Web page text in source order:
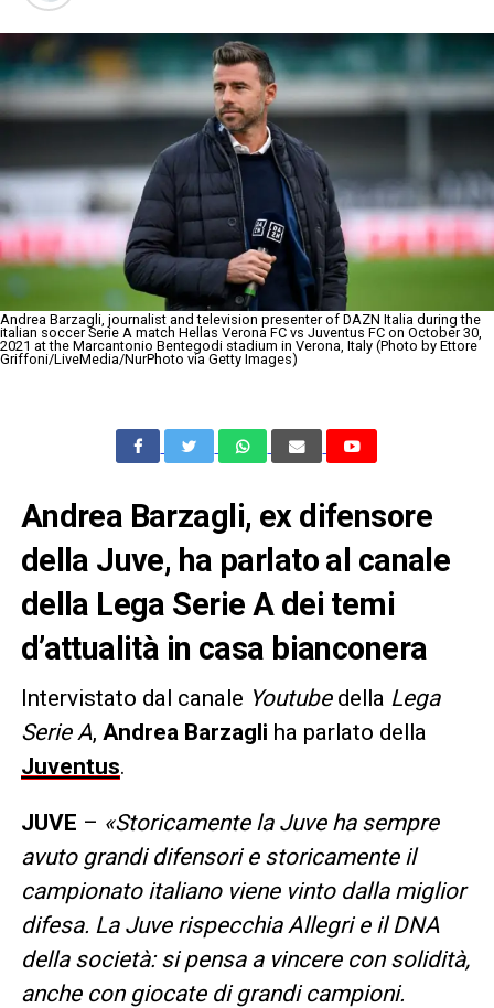
Andrea Barzagli, journalist and television presenter of DAZN Italia during the
italian soccer Serie A match Hellas Verona FC vs Juventus FC on October 30,
2021 at the Marcantonio Bentegodi stadium in Verona, Italy (Photo by Ettore
Griffoni/LiveMedia/NurPhoto via Getty Images)
Andrea Barzagli, ex difensore
della Juve, ha parlato al canale
della Lega Serie A dei temi
d’attualità in casa bianconera
Intervistato dal canale Youtubedella Lega
Serie A, Andrea Barzagli ha parlato della
Juventus.
JUVE – «Storicamente la Juve ha sempre
avuto grandi difensori e storicamente il
campionato italiano viene vinto dalla miglior
difesa. La Juve rispecchia Allegri e il DNA
della società: si pensa a vincere con solidità,
anche con giocate di grandi campioni.